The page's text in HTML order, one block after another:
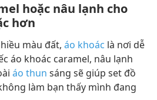
hoặc nâu lạnh cho
hơn
màu đất, áo khoác là nơi dễ
áo khoác caramel, nâu lạnh
áo thun sáng sẽ giúp set đồ
làm bạn thấy mình đang